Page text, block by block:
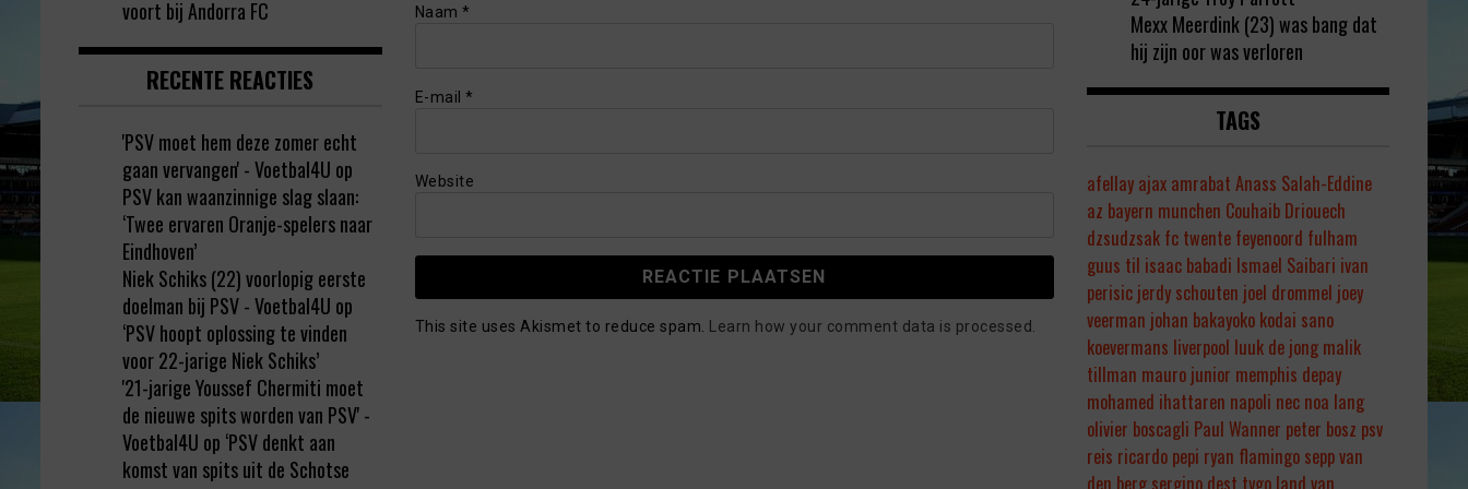
Naam *
E-mail *
Website
This site uses Akismet to reduce spam. Learn how your comment data is processed.
voort bij Andorra FC
RECENTE REACTIES
'PSV moet hem deze zomer echt
gaan vervangen' - Voetbal4U op
PSV kan waanzinnige slag slaan:
‘Twee ervaren Oranje-spelers naar
Eindhoven’
Niek Schiks (22) voorlopig eerste
doelman bij PSV - Voetbal4U op
‘PSV hoopt oplossing te vinden
voor 22-jarige Niek Schiks’
'21-jarige Youssef Chermiti moet
de nieuwe spits worden van PSV' -
Voetbal4U op ‘PSV denkt aan
komst van spits uit de Schotse
Mexx Meerdink (23) was bang dat
hij zijn oor was verloren
TAGS
afellay ajax amrabat Anass Salah-Eddine
az bayern munchen Couhaib Driouech
dzsudzsak fc twente feyenoord fulham
guus til isaac babadi Ismael Saibari ivan
perisic jerdy schouten joel drommel joey
veerman johan bakayoko kodai sano
koevermans liverpool luuk de jong malik
tillman mauro junior memphis depay
mohamed ihattaren napoli nec noa lang
olivier boscagli Paul Wanner peter bosz psv
reis ricardo pepi ryan flamingo sepp van